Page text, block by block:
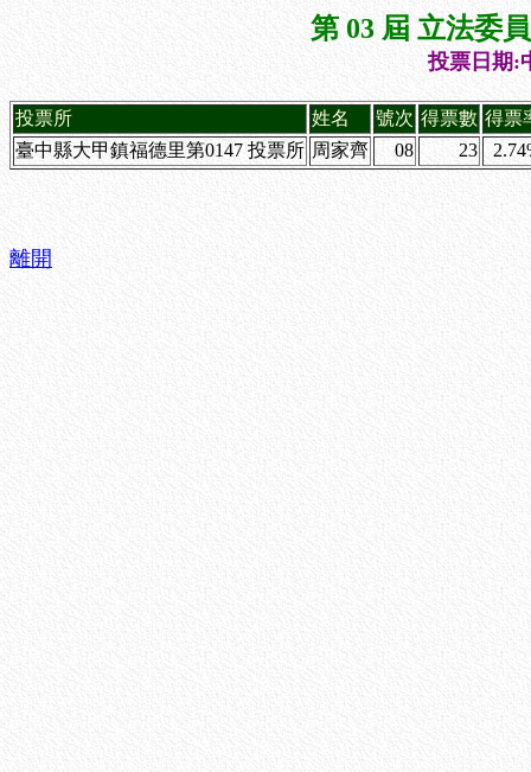
第 03 屆 立法委
投票日期:
投票所 姓名 號次 得票數 得票
臺中縣大甲鎮福德里第0147 投票所 周家齊 08 23
離開